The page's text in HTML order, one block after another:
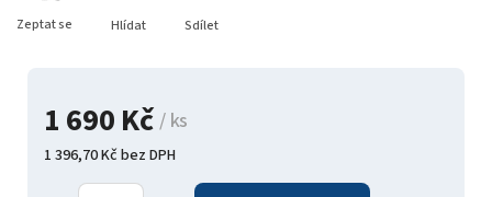
1 690 Kč/ ks
1 396,70 Kč bez DPH
Zeptat se Hlídat Sdílet